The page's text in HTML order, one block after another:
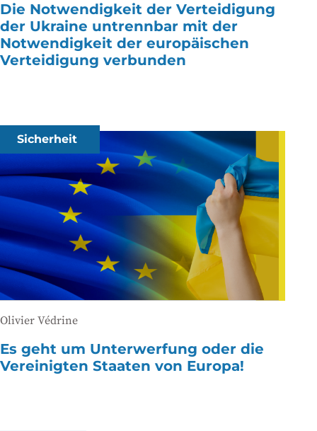
Die Notwendigkeit der Verteidigung
der Ukraine untrennbar mit der
Notwendigkeit der europäischen
Verteidigung verbunden
Sicherheit
Olivier Védrine
Es geht um Unterwerfung oder die
Vereinigten Staaten von Europa!